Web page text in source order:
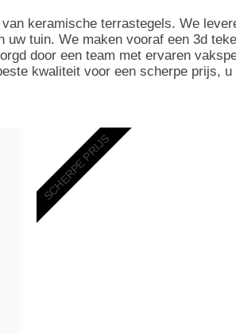
keramische terrastegels. We
tuin. We maken vooraf een 3d
door een team met ervaren
kwaliteit voor een scherpe prijs,
SCHERPE PRIJS